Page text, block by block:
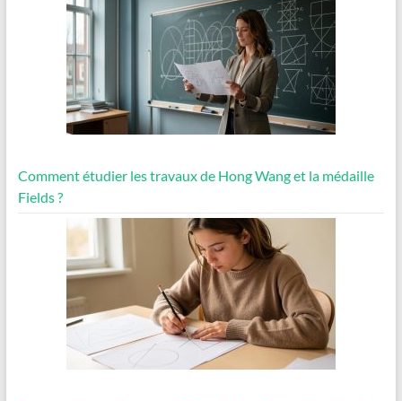
Comment étudier les travaux de Hong Wang et la médaille
Fields ?